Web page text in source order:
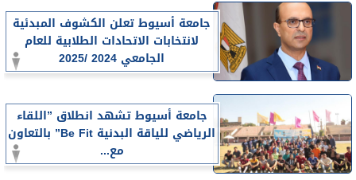
جامعة أسيوط تعلن الكشوف المبدئية
لانتخابات الاتحادات الطلابية للعام
الجامعي 2024 /2025
جامعة أسيوط تشهد انطلاق ”اللقاء
الرياضي للياقة البدنية Be Fit” بالتعاون
مع...